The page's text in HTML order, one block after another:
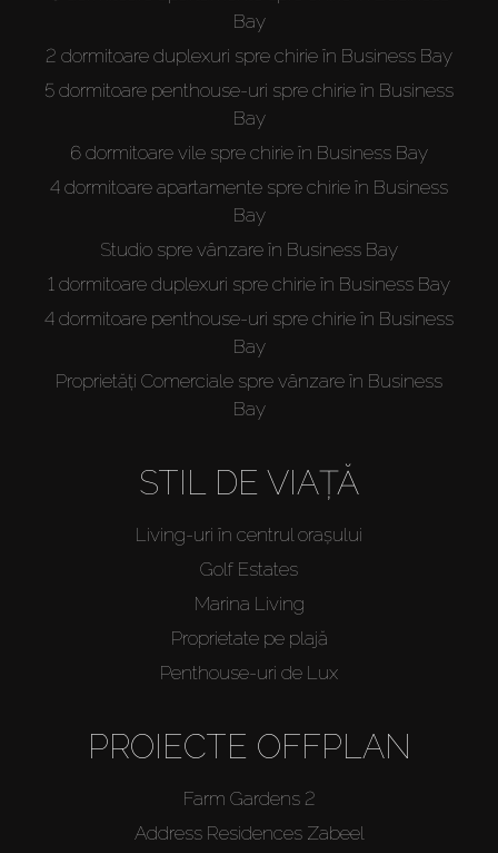
Bay
2 dormitoare duplexuri spre chirie în Business Bay
5 dormitoare penthouse-uri spre chirie în Business
Bay
6 dormitoare vile spre chirie în Business Bay
4 dormitoare apartamente spre chirie în Business
Bay
Studio spre vânzare în Business Bay
1 dormitoare duplexuri spre chirie în Business Bay
4 dormitoare penthouse-uri spre chirie în Business
Bay
Proprietăți Comerciale spre vânzare în Business
Bay
STIL DE VIAȚĂ
Living-uri în centrul orașului
Golf Estates
Marina Living
Proprietate pe plajă
Penthouse-uri de Lux
PROIECTE OFFPLAN
Farm Gardens 2
Address Residences Zabeel